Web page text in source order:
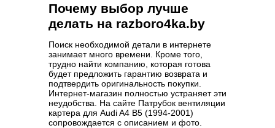
Почему выбор лучше
делать на razboro4ka.by
Поиск необходимой детали в интернете
занимает много времени. Кроме того,
трудно найти компанию, которая готова
будет предложить гарантию возврата и
подтвердить оригинальность покупки.
Интернет-магазин полностью устраняет эти
неудобства. На сайте Патрубок вентиляции
картера для Audi A4 B5 (1994-2001)
сопровождается с описанием и фото.